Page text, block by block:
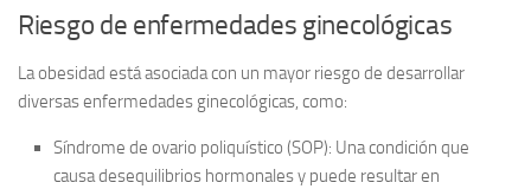
Riesgo de enfermedades ginecológicas
La obesidad está asociada con un mayor riesgo de desarrollar
diversasenfermedades ginecológicas, como:
Síndrome de ovario poliquístico (SOP): Una condición que
causa desequilibrios hormonales y puede resultar en